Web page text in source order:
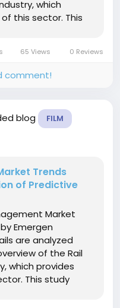
which
this sector. This
perspective as...
65 Views 0 Reviews
comment!
blog FILM
Trends
of Predictive
Market
Emergen
are analyzed
of the Rail
which provides
This study